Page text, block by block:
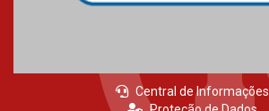
Central de Informações